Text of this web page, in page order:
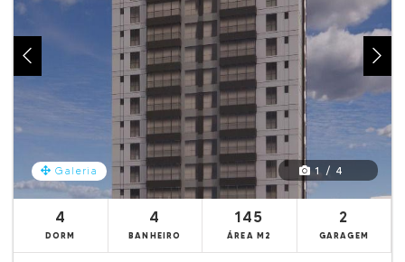
Galeria 1 / 4
4
DORM
4
BANHEIRO
145
ÁREA M2
2
GARAGEM